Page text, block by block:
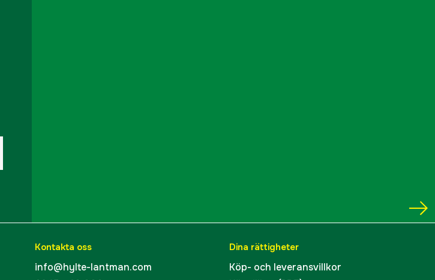
Kontakta oss
info@hylte-lantman.com
Dina rättigheter
Köp- och leveransvillkor